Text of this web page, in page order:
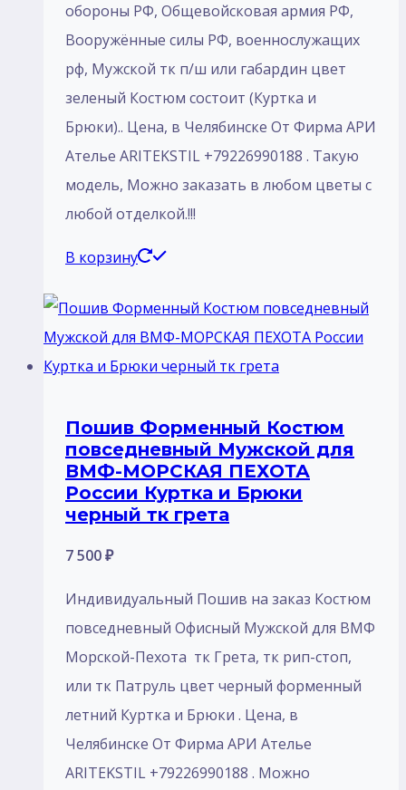
обороны РФ, Общевойсковая армия РФ,
Вооружённые силы РФ, военнослужащих
рф, Мужской тк п/ш или габардин цвет
зеленый Костюм состоит (Куртка и
Брюки).. Цена, в Челябинске От Фирма АРИ
Ателье ARITEKSTIL +79226990188 . Такую
модель, Mожно заказать в любом цветы с
любой отделкой.!!!
В корзину
Пошив Форменный Костюм
повседневный Мужской для
ВМФ-МОРСКАЯ ПЕХОТА
России Куртка и Брюки
черный тк грета
7 500₽
Индивидуальный Пошив на заказ Костюм
повседневный Офисный Мужской для ВМФ
Морской-Пехота тк Грета, тк рип-стоп,
или тк Патруль цвет черный форменный
летний Куртка и Брюки . Цена, в
Челябинске От Фирма АРИ Ателье
ARITEKSTIL +79226990188 . Mожно